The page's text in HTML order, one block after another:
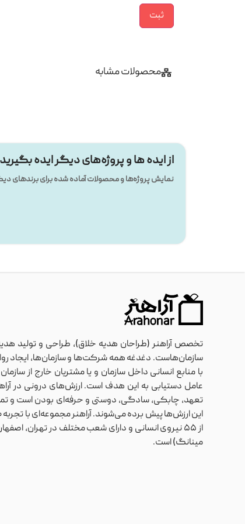
محصولات مشابه
از ایده ها و پروژه‌های دیگر ایده بگیرید
نمایش پروژه‌ها و محصولات آماده شده برای
تخصص آراهنر (طراحان هدیه خلاق)، طراحی و تولید
سازمان‌هاست. دغدغه همه شرکت‌ها و سازمان‌ها، ایجاد
با منابع انسانی داخل سازمان و یا مشتریان خارج از
عامل دستیابی به این هدف است. ارزش‌های درونی در
تعهد، چابکی، سادگی، دوستی و حرفه‌ای بودن است و
از ۵۵ نیروی انسانی و دارای شعب مختلف در تهران،
مینانگ) است.